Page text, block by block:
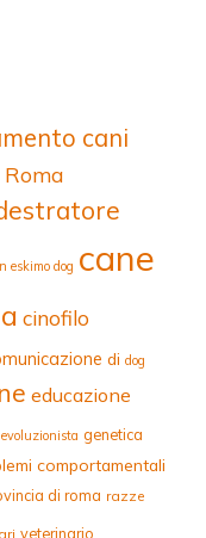
cani
eskimo dog cane
cinofilo
di dog
educazione
evoluzionista genetica
comportamentali
di roma razze
veterinario